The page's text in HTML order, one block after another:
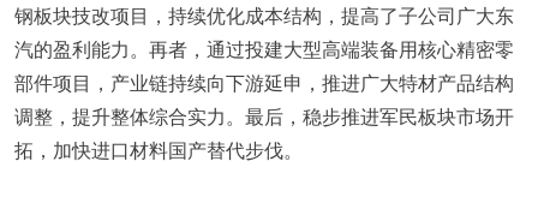
钢板块技改项目，持续优化成本结构，提高了子公司广大东
汽的盈利能力。再者，通过投建大型高端装备用核心精密零
部件项目，产业链持续向下游延申，推进广大特材产品结构
调整，提升整体综合实力。最后，稳步推进军民板块市场开
拓，加快进口材料国产替代步伐。